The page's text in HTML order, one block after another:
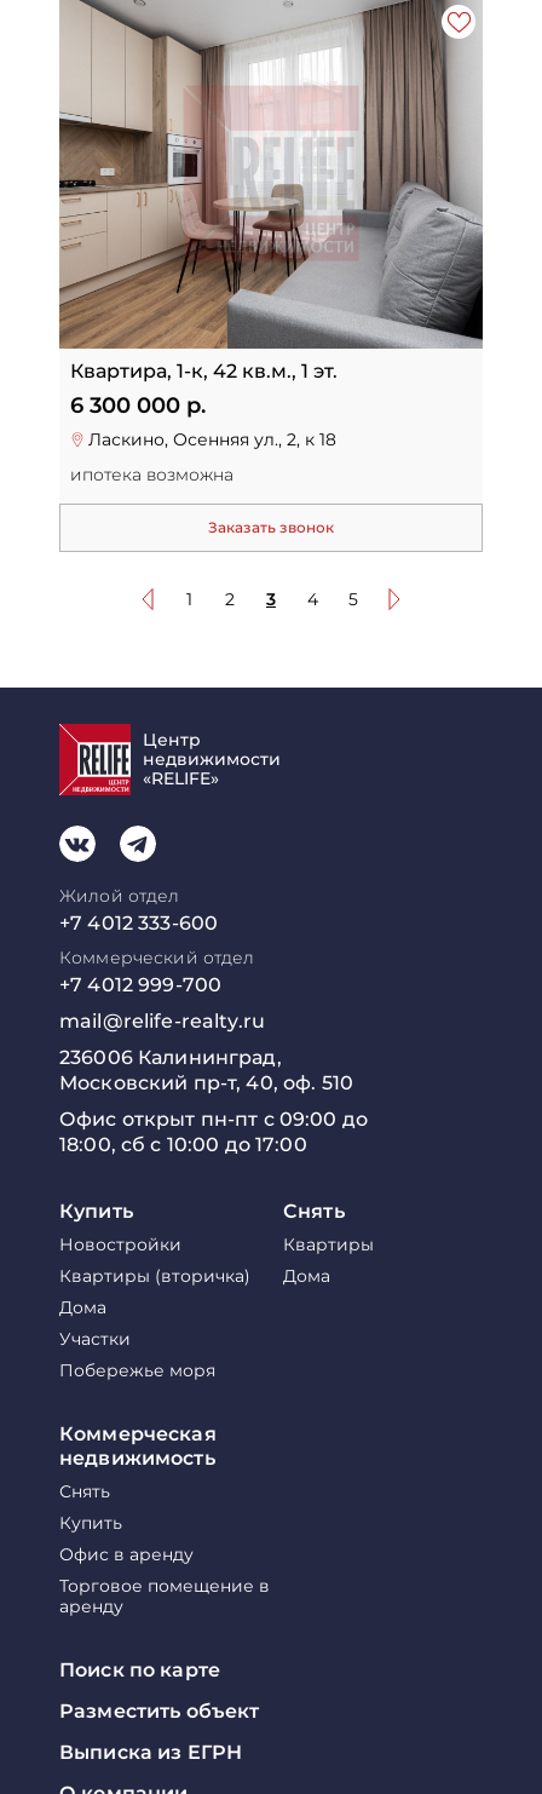
Квартира, 1-к, 42 кв.м., 1 эт.
6 300 000 р.
Ласкино, Осенняя ул., 2, к 18
ипотека возможна
Заказать звонок
1 2 3 4 5
Центр
недвижимости
«RELIFE»
Жилой отдел
+7 4012 333-600
Коммерческий отдел
+7 4012 999-700
mail@relife-realty.ru
236006 Калининград,
Московский пр-т, 40, оф. 510
Офис открыт пн-пт с 09:00 до
18:00, сб с 10:00 до 17:00
Купить
Новостройки
Квартиры (вторичка)
Дома
Участки
Побережье моря
Снять
Квартиры
Дома
Коммерческая
недвижимость
Снять
Купить
Офис в аренду
Торговое помещение в
аренду
Поиск по карте
Разместить объект
Выписка из ЕГРН